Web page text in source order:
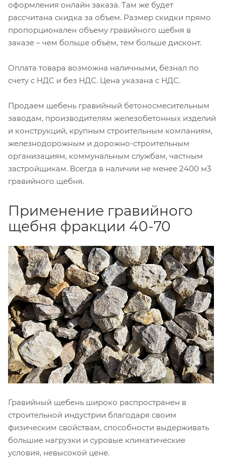
оформления онлайн заказа. Там же будет
рассчитана скидка за объем. Размер скидки прямо
пропорционален объему гравийного щебня в
заказе – чем больше объём, тем больше дисконт.
Оплата товара возможна наличными, безнал по
счету с НДС и без НДС. Цена указана с НДС.
Продаем щебень гравийный бетоносмесительным
заводам, производителям железобетонных изделий
и конструкций, крупным строительным компаниям,
железнодорожным и дорожно-строительным
организациям, коммунальным службам, частным
застройщикам. Всегда в наличии не менее 2400 м3
гравийного щебня.
Применение гравийного
щебня фракции 40-70
Гравийный щебень широко распространен в
строительной индустрии благодаря своим
физическим свойствам, способности выдерживать
большие нагрузки и суровые климатические
условия, невысокой цене.